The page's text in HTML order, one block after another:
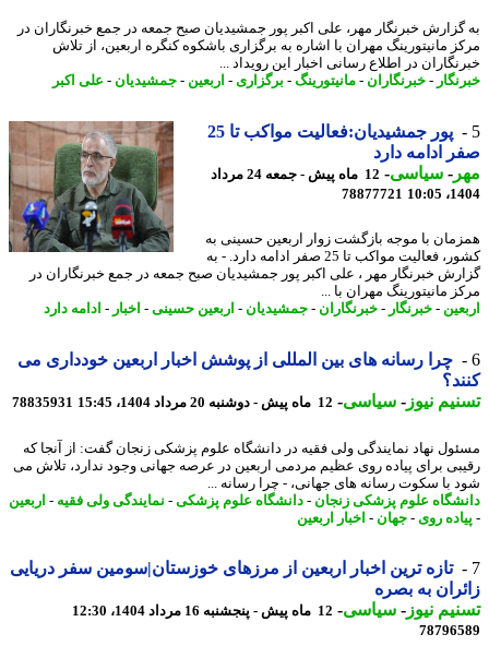
خبرنگار مهر، علی اکبر پور جمشیدیان صبح جمعه در جمع خبرنگاران در
مانیتورینگ مهران با اشاره به برگزاری باشکوه کنگره اربعین، از تلاش
در اطلاع رسانی اخبار این رویداد ...
-خبرنگاران- مانیتورینگ -برگزاری - اربعین -جمشیدیان-علی اکبر
پور جمشیدیان:فعالیت مواکب تا 25
ادامه دارد
-سیاسی-
12 ماه پیش - جمعه 24 مرداد
78877721
با موجه بازگشت زوار اربعین حسینی به
کشور، فعالیت مواکب تا 25 صفر ادامه دارد. - به
خبرنگار مهر ، علی اکبر پور جمشیدیان صبح جمعه در جمع خبرنگاران در
مانیتورینگ مهران با ...
-خبرنگار -خبرنگاران- جمشیدیان-اربعین حسینی-اخبار -ادامه دارد
چرا رسانه های بین المللی از پوشش اخبار اربعین خودداری می
نیوز-سیاسی-12 ماه پیش - دوشنبه 20 مرداد 1404، 15:45 78835931
نهاد نمایندگی ولی فقیه در دانشگاه علوم پزشکی زنجان گفت: از آنجا که
برای پیاده روی عظیم مردمی اربعین در عرصه جهانی وجود ندارد، تلاش می
با سکوت رسانه های جهانی، - چرا رسانه ...
علوم پزشکی زنجان-دانشگاه علوم پزشکی-نمایندگی ولی فقیه -اربعین
روی -جهان-اخبار اربعین
تازه ترین اخبار اربعین از مرزهای خوزستان|سومین سفر دریایی
به بصره
نیوز-سیاسی-12 ماه پیش - پنجشنبه 16 مرداد 1404، 12:30